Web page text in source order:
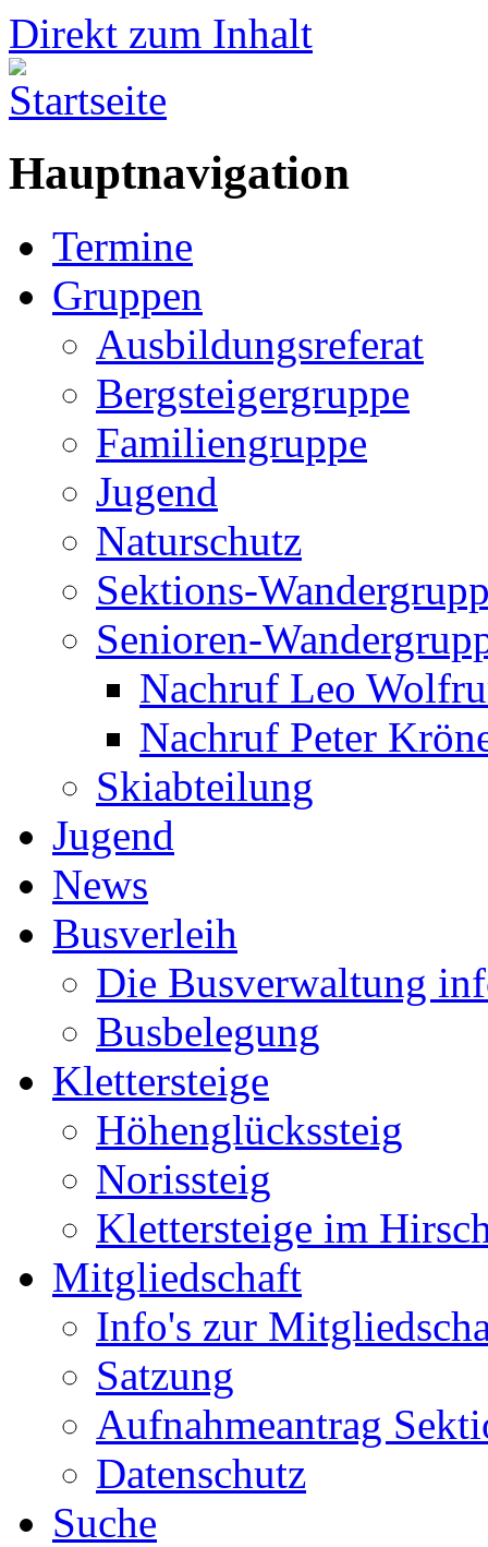
Direkt zum Inhalt
Hauptnavigation
Termine
Gruppen
Ausbildungsreferat
Bergsteigergruppe
Familiengruppe
Jugend
Naturschutz
Sektions-
Senioren-
Nachruf Leo
Nachruf Peter
Skiabteilung
Jugend
News
Busverleih
Die Busverwaltung
Busbelegung
Klettersteige
Höhenglückssteig
Norissteig
Klettersteige im
Mitgliedschaft
Info's zur
Satzung
Aufnahmeantrag
Datenschutz
Suche